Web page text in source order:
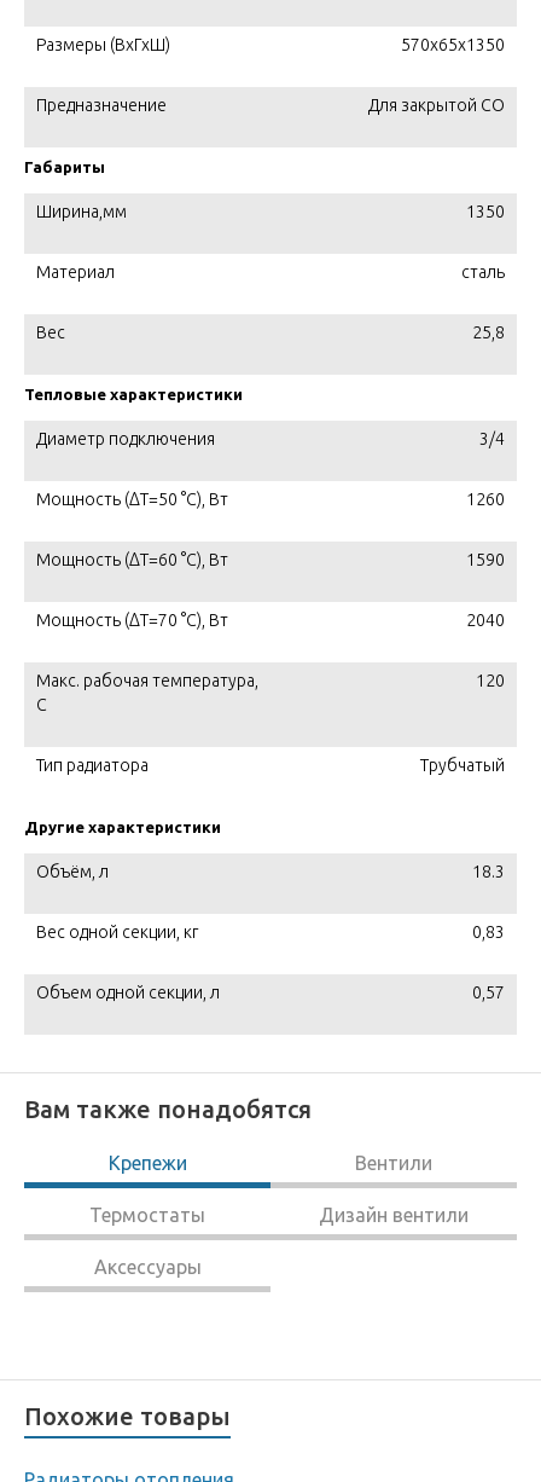
Размеры (ВхГхШ) 570х65х1350
Предназначение Для закрытой СО
Габариты
Ширина,мм 1350
Материал сталь
Вес 25,8
Тепловые характеристики
Диаметр подключения 3/4
Мощность (ΔT=50 °C), Вт 1260
Мощность (ΔT=60 °C), Вт 1590
Мощность (ΔT=70 °C), Вт 2040
Макс. рабочая температура,
C
120
Тип радиатора Трубчатый
Другие характеристики
Объём, л 18.3
Вес одной секции, кг 0,83
Объем одной секции, л 0,57
Вам также понадобятся
Крепежи Вентили
Термостаты Дизайн вентили
Аксессуары
Похожие товары